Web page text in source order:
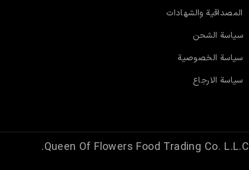
المصداقية والشهادات
سياسة الشحن
سياسة الخصوصية
سياسة الارجاع
Queen Of Flowers Food Trading Co. L.L.C